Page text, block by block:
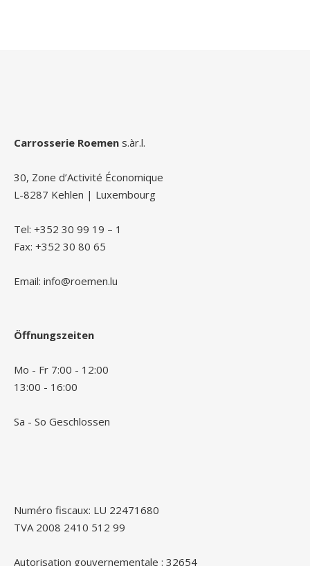
Carrosserie Roemen s.àr.l.
30, Zone d’Activité Économique
L-8287 Kehlen | Luxembourg
Tel: +352 30 99 19 – 1
Fax: +352 30 80 65
Email: info@roemen.lu
Öffnungszeiten
Mo - Fr 7:00 - 12:00
13:00 - 16:00
Sa - So Geschlossen
Numéro fiscaux: LU 22471680
TVA 2008 2410 512 99
Autorisation gouvernementale : 32654